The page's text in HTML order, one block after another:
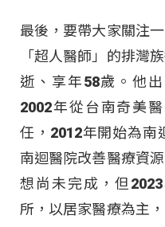
最後，要帶大家關注
「超人醫師」的排灣
逝、享年58歲。他
2002年從台南奇美
任，2012年開始為南
南迴醫院改善醫療資
想尚未完成，但
所，以居家醫療為主